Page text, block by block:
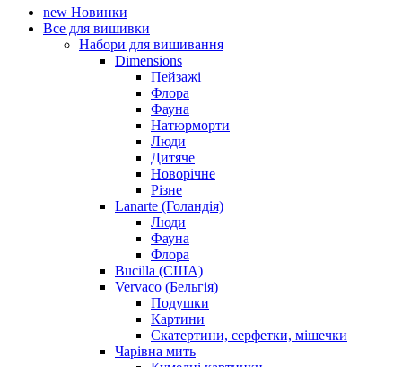
new Новинки
Все для вишивки
Набори для вишивання
Dimensions
Пейзажі
Флора
Фауна
Натюрморти
Люди
Дитяче
Новорічне
Різне
Lanarte (Голандія)
Люди
Фауна
Флора
Bucilla (США)
Vervaco (Бельгія)
Подушки
Картини
Скатертини, серфетки, мішечки
Чарiвна мить